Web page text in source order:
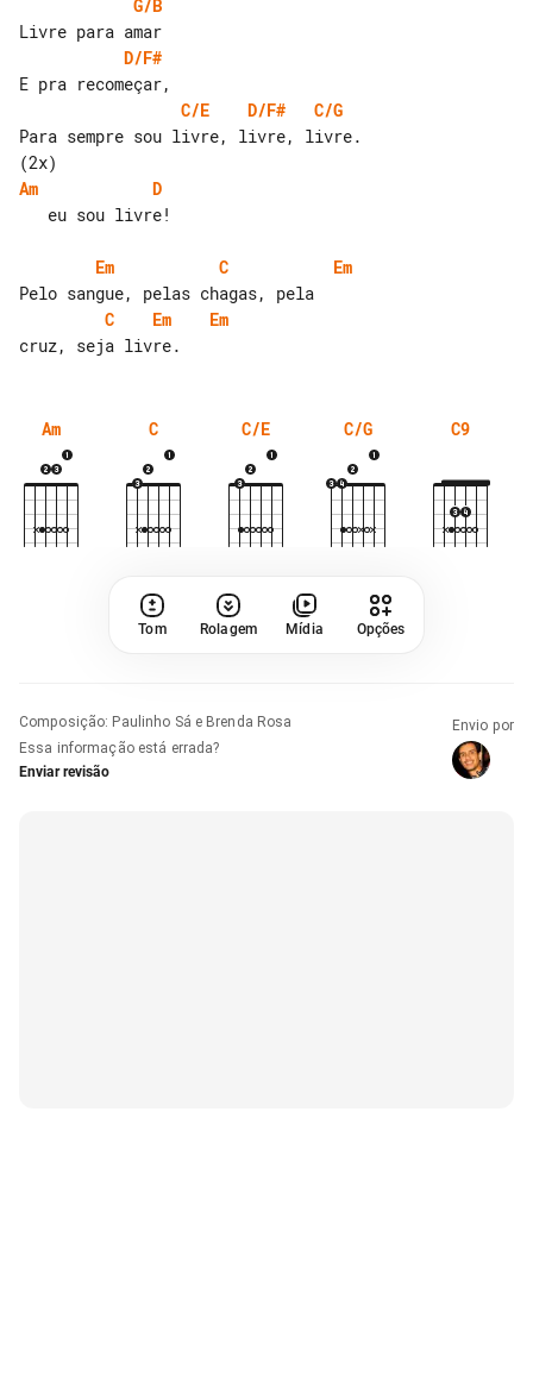
G/B
D/F#
C/E
D/F#
C/G
Para sempre sou livre, livre, livre.
Am
D
Em C
Em
C
Em
Em
Am C C/E C/G C9
Tom Rolagem Mídia Opções
Composição: Paulinho Sá e Brenda Rosa
Essa informação está errada?
Enviar revisão
Envio por